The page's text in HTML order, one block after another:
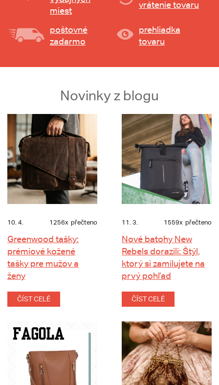
miest
vrátenie tovaru
poštovné
zadarmo
prehliadka
tovaru
Novinky z blogu
10. 4. 1256x přečteno
Greenwood tašky:
prémiové kožené
tašky pre mužov a
ženy
ČÍST CELÉ
11. 3. 1559x přečteno
Nové batohy New
Rebels dorazili: Štýl,
ktorý si zamilujete na
prvý pohľad
ČÍST CELÉ